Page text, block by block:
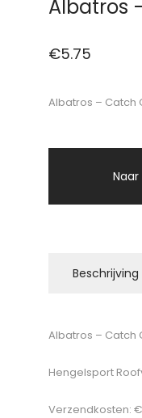
Albatros
€5.75
Albatros – Catch
Beschrijving
Albatros – Catch
Hengelsport
Verzendkosten: